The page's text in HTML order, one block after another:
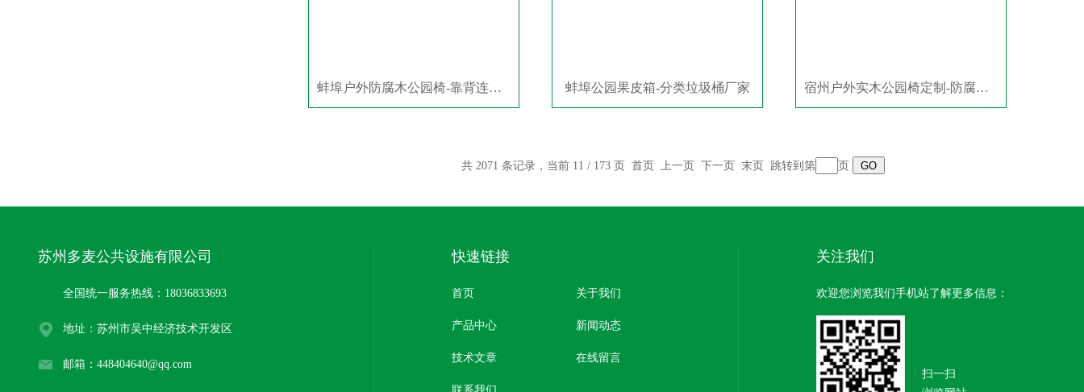
蚌埠户外防腐木公园椅-靠背连椅价格 蚌埠公园果皮箱-分类垃圾桶厂家 宿州户外实木公园椅定制-防腐木连椅价格
共 2071 条记录，当前 11 / 173 页 首页 上一页 下一页 末页 跳转到第 页
苏州多麦公共设施有限公司
全国统一服务热线：18036833693
地址：苏州市吴中经济技术开发区
邮箱：448404640@qq.com
快速链接
首页 关于我们
产品中心 新闻动态
技术文章 在线留言
关注我们
欢迎您浏览我们手机站了解更多信息：
扫一扫